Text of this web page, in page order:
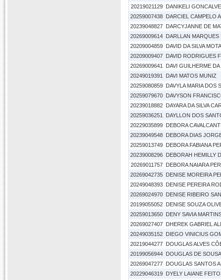
20219021129
DANIKELI
20259007438 DARCIEL CAMPELO
20239048827 DARCYJANNE DE
20269009614 DARLLAN
20209004859 DAVID DA SILVA MOTA
20209009407 DAVID RODRIGUES
20269009641
DAVI GUILHERME DA
20249019391
DAVI MATOS MUNIZ
20259080859 DAVYLA MARIA DOS
20259079670 DAVYSON
20239018882 DAYARA DA SILVA
20259036251
DAYLLON DOS
20229035899 DEBORA
20239049548 DEBORA DIAS
20259013749 DEBORA FABIANA
20239008296 DEBORAH HEMILLY
20269011757
DEBORA NAIARA
20269042735 DENISE MOREIRA
20249048393 DENISE PEREIRA
20269024970 DENISE RIBEIRO
20199055052 DENISE SOUZA
20259013650 DENY SAVIA
20269027407 DHEREK GABRIEL
20249035152 DIEGO VINICIUS
20219044277 DOUGLAS ALVES
20199056944 DOUGLAS DE
20269047277 DOUGLAS SANTOS
20229046319 DYELY LAIANE